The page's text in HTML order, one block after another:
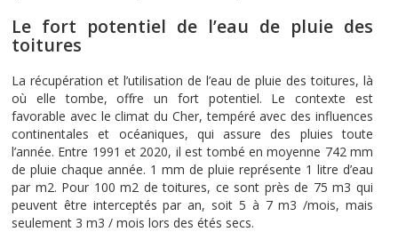
Le fort potentiel de l’eau de pluie des
toitures
La récupération et l’utilisation de l’eau de pluie des toitures, là
où elle tombe, offre un fort potentiel. Le contexte est
favorable avec le climat du Cher, tempéré avec des influences
continentales et océaniques, qui assure des pluies toute
l’année. Entre 1991 et 2020, il est tombé en moyenne 742 mm
de pluie chaque année. 1 mm de pluie représente 1 litre d’eau
par m2. Pour 100 m2 de toitures, ce sont près de 75 m3 qui
peuvent être interceptés par an, soit 5 à 7 m3 /mois, mais
seulement 3 m3 / mois lors des étés secs.